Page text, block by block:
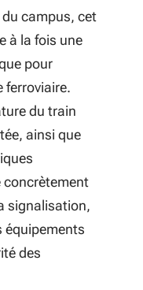
campus, cet
à la fois une
pour
ferroviaire.
du train
ainsi que
concrètement
signalisation,
équipements
des